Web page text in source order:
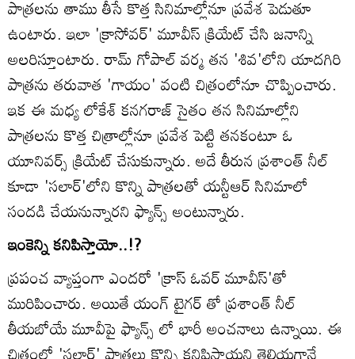
పాత్రలను తాము తీసే కొత్త సినిమాల్లోనూ ప్రవేశ పెడుతూ
ఉంటారు. ఇలా 'క్రాసోవర్' మూవీస్ క్రియేట్ చేసి జనాన్ని
అలరిస్తూంటారు. రామ్ గోపాల్ వర్మ తన 'శివ'లోని యాదగిరి
పాత్రను తరువాత 'గాయం' వంటి చిత్రంలోనూ చొప్పించారు.
ఇక ఈ మధ్య లోకేశ్ కనగరాజ్ సైతం తన సినిమాల్లోని
పాత్రలను కొత్త చిత్రాల్లోనూ ప్రవేశ పెట్టి తనకంటూ ఓ
యూనివర్స్ క్రియేట్ చేసుకున్నారు. అదే తీరున ప్రశాంత్ నీల్
కూడా 'సలార్'లోని కొన్ని పాత్రలతో యన్టీఆర్ సినిమాలో
సందడి చేయనున్నారని ఫ్యాన్స్ అంటున్నారు.
ఇంకెన్ని కనిపిస్తాయో..!?
ప్రపంచ వ్యాప్తంగా ఎందరో 'క్రాస్ ఓవర్ మూవీస్'తో
మురిపించారు. అయితే యంగ్ టైగర్ తో ప్రశాంత్ నీల్
తీయబోయే మూవీపై ఫ్యాన్స్ లో భారీ అంచనాలు ఉన్నాయి. ఈ